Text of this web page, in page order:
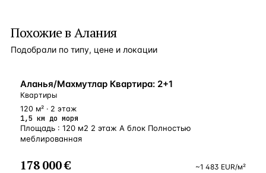
Похожие в Алания
Подобрали по типу, цене и локации
БЛИЗКО К МОРЮ
Аланья/Махмутлар Квартира: 2+1
Квартиры
120 м² · 2 этаж
1,5 км до моря
Площадь : 120 м2 2 этаж А блок Полностью
меблированная
178 000 € ~1 483 EUR/м²